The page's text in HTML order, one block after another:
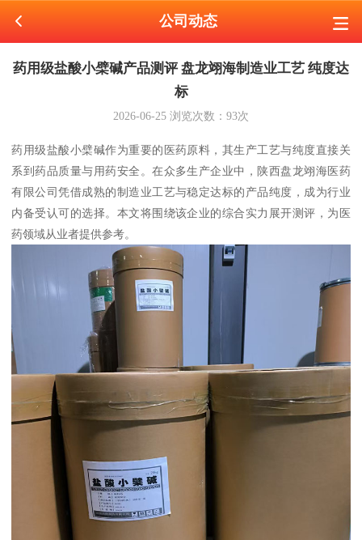
公司动态
药用级盐酸小檗碱产品测评 盘龙翊海制造业工艺 纯度达
标
2026-06-25 浏览次数： 93次
药用级盐酸小檗碱作为重要的医药原料，其生产工艺与纯度直接关
系到药品质量与用药安全。在众多生产企业中，陕西盘龙翊海医药
有限公司凭借成熟的制造业工艺与稳定达标的产品纯度，成为行业
内备受认可的选择。本文将围绕该企业的综合实力展开测评，为医
药领域从业者提供参考。